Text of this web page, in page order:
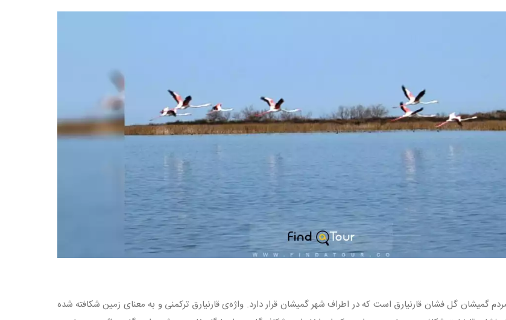
گمیشان گل فشان قارنیارق است که در اطراف شهر گمیشان قرار دارد. واژه‌ی قارنیارق ترکمنی و به معنای زمین شکافته شده